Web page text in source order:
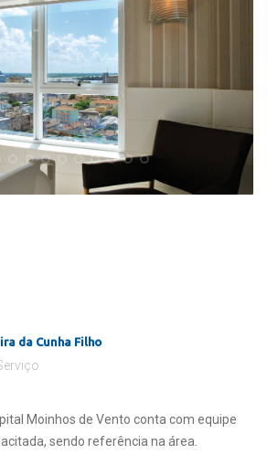
da Cunha Filho
Moinhos de Vento conta com equipe
sendo referência na área.